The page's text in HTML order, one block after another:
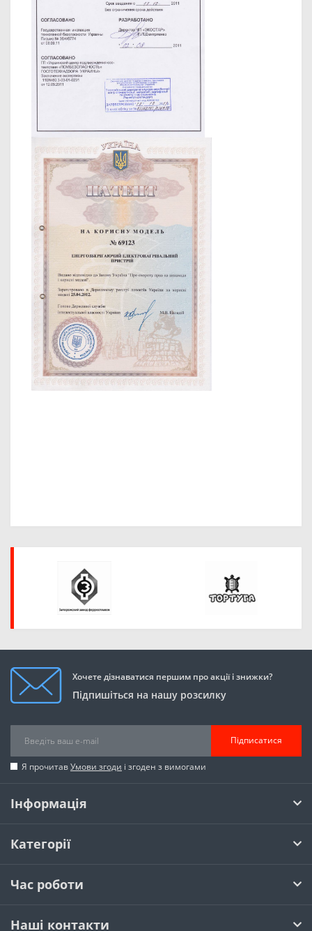
Хочете дізнаватися першим про акції і знижки?
Підпишіться на нашу розсилку
Підписатися
Я прочитавУмови згоди і згоден з вимогами
Інформація
Категорії
Час роботи
Наші контакти